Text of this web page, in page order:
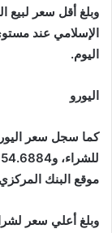
وبلغ أقل سعر لبيع
الإسلامي عند مستوي 48.83 جنيهاً خلال
اليوم.
اليورو
موقع البنك
وبلغ أعلي سعر